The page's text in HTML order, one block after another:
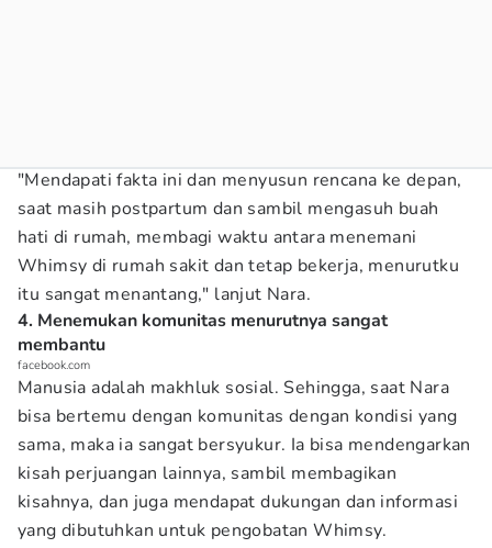
"Mendapati fakta ini dan menyusun rencana ke depan,
saat masih postpartum dan sambil mengasuh buah
hati di rumah, membagi waktu antara menemani
Whimsy di rumah sakit dan tetap bekerja, menurutku
itu sangat menantang," lanjut Nara.
4. Menemukan komunitas menurutnya sangat
membantu
facebook.com
Manusia adalah makhluk sosial. Sehingga, saat Nara
bisa bertemu dengan komunitas dengan kondisi yang
sama, maka ia sangat bersyukur. Ia bisa mendengarkan
kisah perjuangan lainnya, sambil membagikan
kisahnya, dan juga mendapat dukungan dan informasi
yang dibutuhkan untuk pengobatan Whimsy.